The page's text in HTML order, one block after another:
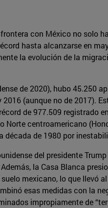
con México no solo
hasta alcanzarse en
la evolución de la
de 2020), hubo 45.250
(aunque no de 2017).
de 977.509 registrado
Norte centroamericano
década de 1980 por
del presidente
Además, la Casa Blanca
mexicano, lo que llevó
esas medidas con la
impropiamente de